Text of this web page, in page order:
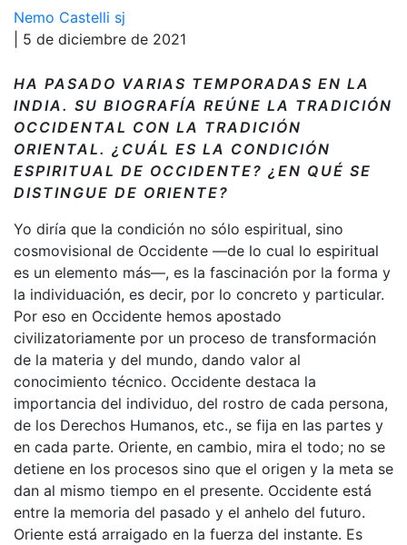
Nemo Castelli sj
| 5 de diciembre de 2021
HA PASADO VARIAS TEMPORADAS EN LA
INDIA. SU BIOGRAFÍA REÚNE LA TRADICIÓN
OCCIDENTAL CON LA TRADICIÓN
ORIENTAL. ¿CUÁL ES LA CONDICIÓN
ESPIRITUAL DE OCCIDENTE? ¿EN QUÉ SE
DISTINGUE DE ORIENTE?
Yo diría que la condición no sólo espiritual, sino
cosmovisional de Occidente —de lo cual lo espiritual
es un elemento más—, es la fascinación por la forma y
la individuación, es decir, por lo concreto y particular.
Por eso en Occidente hemos apostado
civilizatoriamente por un proceso de transformación
de la materia y del mundo, dando valor al
conocimiento técnico. Occidente destaca la
importancia del individuo, del rostro de cada persona,
de los Derechos Humanos, etc., se fija en las partes y
en cada parte. Oriente, en cambio, mira el todo; no se
detiene en los procesos sino que el origen y la meta se
dan al mismo tiempo en el presente. Occidente está
entre la memoria del pasado y el anhelo del futuro.
Oriente está arraigado en la fuerza del instante. Es